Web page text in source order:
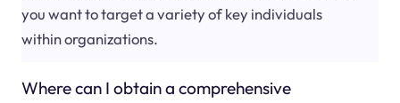
you want to target a variety of key individuals
within organizations.
Where can I obtain a comprehensive